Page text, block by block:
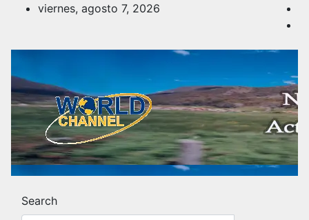
viernes, agosto 7, 2026
Noticias y Actualidad
Search